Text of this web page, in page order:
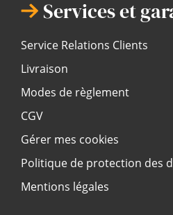
Services et
Service Relations Clients
Livraison
Modes de règlement
CGV
Gérer mes cookies
Politique de protection des
Mentions légales